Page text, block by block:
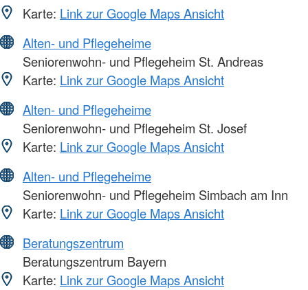
Karte: Link zur Google Maps Ansicht
Alten- und Pflegeheime
Seniorenwohn- und Pflegeheim St. Andreas
Karte: Link zur Google Maps Ansicht
Alten- und Pflegeheime
Seniorenwohn- und Pflegeheim St. Josef
Karte: Link zur Google Maps Ansicht
Alten- und Pflegeheime
Seniorenwohn- und Pflegeheim Simbach am Inn
Karte: Link zur Google Maps Ansicht
Beratungszentrum
Beratungszentrum Bayern
Karte: Link zur Google Maps Ansicht